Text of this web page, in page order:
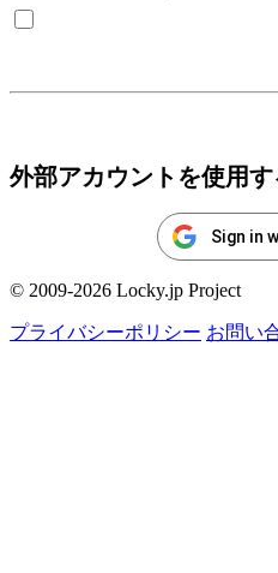
外部アカウントを使用す
Sign in
© 2009-2026 Locky.jp Project
プライバシーポリシー お問い